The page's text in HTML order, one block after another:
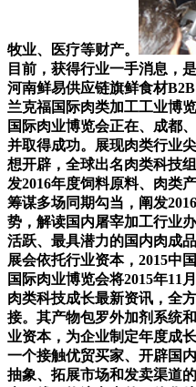
牧业、医疗等财产。
目前，获得行业一手消息，
河南鲜易供应链旗鲜食材
兰克福国际肉类加工工业博
国际肉业博览会正在、成都
并取得成功。展现肉类行业
想开辟，全球出名肉类科技
发2016年度饲料原料、肉类
筹谋多场同期勾当，阐发
势，解读国内屠宰加工行业
活跃、最具潜力的国内肉成
展会依托行业资本，2015中
国际肉业博览会将2015年11
肉类科技成长最新资讯，全
接。其产物包罗外加剂系统
业资本，为企业制定年度成
一个接触优贸买家、开辟国
抽象、拓展市场和发卖渠道